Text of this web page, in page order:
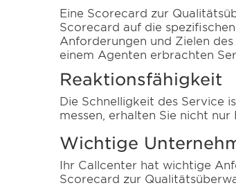
Eine Scorecard zur
Scorecard auf die
Anforderungen und Zielen
einem Agenten erbrachten
Reaktionsfähigkeit
Die Schnelligkeit des Service
messen, erhalten Sie nicht
Wichtige
Ihr Callcenter hat wichtige
Scorecard zur